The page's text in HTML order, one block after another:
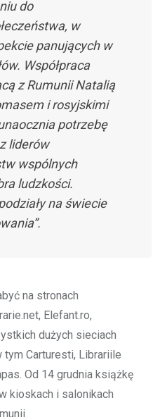
do
w
panujących w
Współpraca
z Rumunii Natalią
i rosyjskimi
potrzebę
liderów
wspólnych
ludzkości.
na świecie
na stronach
Elefant.ro,
dużych sieciach
tym Carturesti, Librariile
Od 14 grudnia książkę
kioskach i salonikach